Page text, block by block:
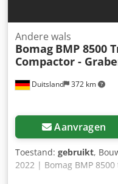
Duitsland 372 km
Andere wals
Bomag BMP 8500
Compactor -
Aanvragen
Toestand: gebruikt,
2022 | Bomag BMP
| 466 uur 📍Locatie: